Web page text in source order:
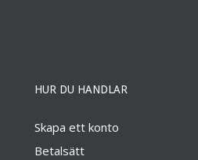
HUR DU HANDLAR
Skapa ett konto
Betalsätt